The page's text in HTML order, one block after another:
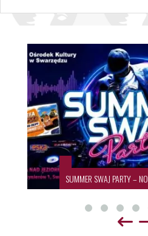
SUMMER SWAJ PARTY –